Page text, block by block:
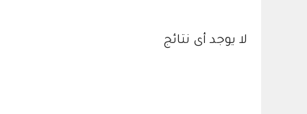
لا يوجد أى نتائج